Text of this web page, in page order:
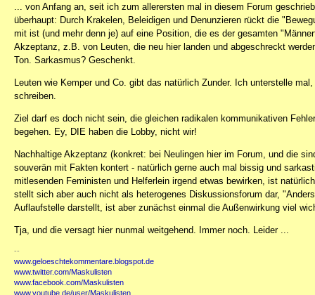
... von Anfang an, seit ich zum allerersten mal in diesem Forum
überhaupt: Durch Krakelen, Beleidigen und Denunzieren rückt die
mit ist (und mehr denn je) auf eine Position, die es der gesamten
Akzeptanz, z.B. von Leuten, die neu hier landen und abgeschreckt
Ton. Sarkasmus? Geschenkt.
Leuten wie Kemper und Co. gibt das natürlich Zunder. Ich unterstelle
schreiben.
Ziel darf es doch nicht sein, die gleichen radikalen kommunikativen
begehen. Ey, DIE haben die Lobby, nicht wir!
Nachhaltige Akzeptanz (konkret: bei Neulingen hier im Forum, und die
souverän mit Fakten kontert - natürlich gerne auch mal bissig und
mitlesenden Feministen und Helferlein irgend etwas bewirken, ist
stellt sich aber auch nicht als heterogenes Diskussionsforum dar,
Auflaufstelle darstellt, ist aber zunächst einmal die Außenwirkung viel
Tja, und die versagt hier nunmal weitgehend. Immer noch. Leider ...
--
www.geloeschtekommentare.blogspot.de
www.twitter.com/Maskulisten
www.facebook.com/Maskulisten
www.youtube.de/user/Maskulisten